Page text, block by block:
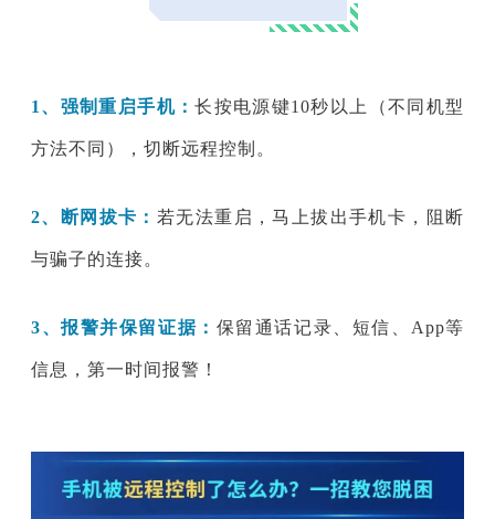
1、强制重启手机：长按电源键10秒以上（不同机型
方法不同），切断远程控制。
2、断网拔卡： 若无法重启，马上拔出手机卡，阻断
与骗子的连接。
3、报警并保留证据： 保留通话记录、短信、App等
信息，第一时间报警！